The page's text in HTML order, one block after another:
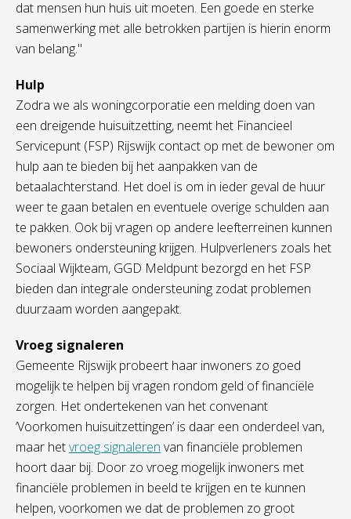
dat mensen hun huis uit moeten. Een goede en sterke
samenwerking met alle betrokken partijen is hierin enorm
van belang."
Hulp
Zodra we als woningcorporatie een melding doen van
een dreigende huisuitzetting, neemt het Financieel
Servicepunt (FSP) Rijswijk contact op met de bewoner om
hulp aan te bieden bij het aanpakken van de
betaalachterstand. Het doel is om in ieder geval de huur
weer te gaan betalen en eventuele overige schulden aan
te pakken. Ook bij vragen op andere leefterreinen kunnen
bewoners ondersteuning krijgen. Hulpverleners zoals het
Sociaal Wijkteam, GGD Meldpunt bezorgd en het FSP
bieden dan integrale ondersteuning zodat problemen
duurzaam worden aangepakt.
Vroeg signaleren
Gemeente Rijswijk probeert haar inwoners zo goed
mogelijk te helpen bij vragen rondom geld of financiële
zorgen. Het ondertekenen van het convenant
‘Voorkomen huisuitzettingen’ is daar een onderdeel van,
maar hetvroeg signaleren van financiële problemen
hoort daar bij. Door zo vroeg mogelijk inwoners met
financiële problemen in beeld te krijgen en te kunnen
helpen, voorkomen we dat de problemen zo groot